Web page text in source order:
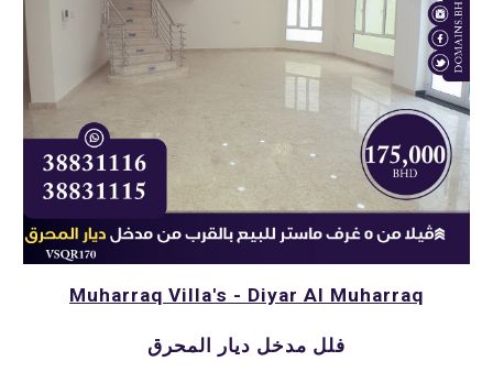
Muharraq Villa's - Diyar Al Muharraq
فلل مدخل ديار المحرق